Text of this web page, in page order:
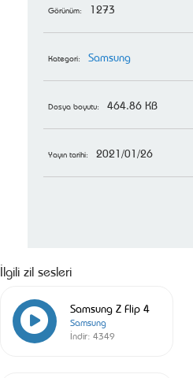
Görünüm: 1273
Kategori: Samsung
Dosya boyutu: 464.86 KB
Yayın tarihi: 2021/01/26
İlgili zil sesleri
Samsung Z Flip 4
Samsung
İndir: 4349